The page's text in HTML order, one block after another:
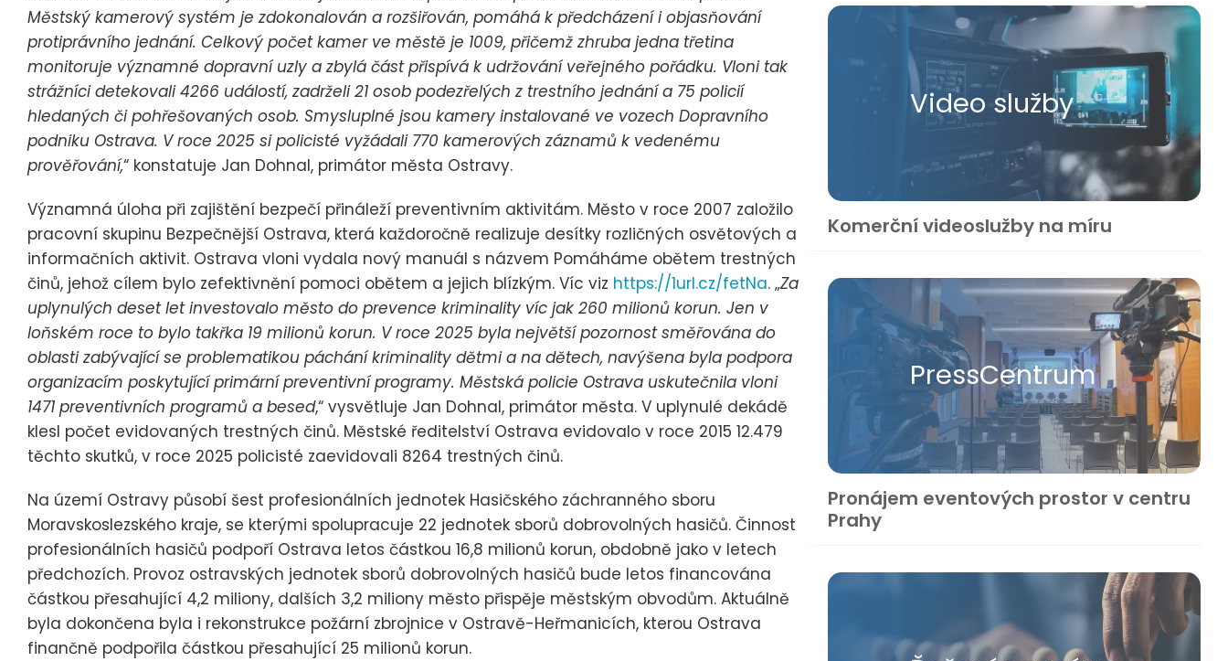
Městský kamerový systém je zdokonalován a rozšiřován, pomáhá k předcházení i objasňování
protiprávního jednání. Celkový počet kamer ve městě je 1009, přičemž zhruba jedna třetina
monitoruje významné dopravní uzly a zbylá část přispívá k udržování veřejného pořádku. Vloni tak
strážníci detekovali 4266 událostí, zadrželi 21 osob podezřelých z trestního jednání a 75 policií
hledaných či pohřešovaných osob. Smysluplné jsou kamery instalované ve vozech Dopravního
podniku Ostrava. V roce 2025 si policisté vyžádali 770 kamerových záznamů k vedenému
prověřování,“ konstatuje Jan Dohnal, primátor města Ostravy.
Významná úloha při zajištění bezpečí přináleží preventivním aktivitám. Město v roce 2007 založilo
pracovní skupinu Bezpečnější Ostrava, která každoročně realizuje desítky rozličných osvětových a
informačních aktivit. Ostrava vloni vydala nový manuál s názvem Pomáháme obětem trestných
činů, jehož cílem bylo zefektivnění pomoci obětem a jejich blízkým. Víc viz https://1url.cz/fetNa. „Za
uplynulých deset let investovalo město do prevence kriminality víc jak 260 milionů korun. Jen v
loňském roce to bylo takřka 19 milionů korun. V roce 2025 byla největší pozornost směřována do
oblasti zabývající se problematikou páchání kriminality dětmi a na dětech, navýšena byla podpora
organizacím poskytující primární preventivní programy. Městská policie Ostrava uskutečnila vloni
1471 preventivních programů a besed,“ vysvětluje Jan Dohnal, primátor města. V uplynulé dekádě
klesl počet evidovaných trestných činů. Městské ředitelství Ostrava evidovalo v roce 2015 12.479
těchto skutků, v roce 2025 policisté zaevidovali 8264 trestných činů.
Na území Ostravy působí šest profesionálních jednotek Hasičského záchranného sboru
Moravskoslezského kraje, se kterými spolupracuje 22 jednotek sborů dobrovolných hasičů. Činnost
profesionálních hasičů podpoří Ostrava letos částkou 16,8 milionů korun, obdobně jako v letech
předchozích. Provoz ostravských jednotek sborů dobrovolných hasičů bude letos financována
částkou přesahující 4,2 miliony, dalších 3,2 miliony město přispěje městským obvodům. Aktuálně
byla dokončena byla i rekonstrukce požární zbrojnice v Ostravě-Heřmanicích, kterou Ostrava
finančně podpořila částkou přesahující 25 milionů korun.
Video služby
Komerční videoslužby na míru
Press​Centrum
Pronájem eventových prostor v centru
Prahy